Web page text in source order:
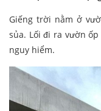
Giếng trời nằm ở
sủa. Lối đi ra vườn
nguy hiểm.